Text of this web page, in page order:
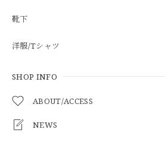
靴下
洋服/Tシャツ
SHOP INFO
ABOUT/ACCESS
NEWS